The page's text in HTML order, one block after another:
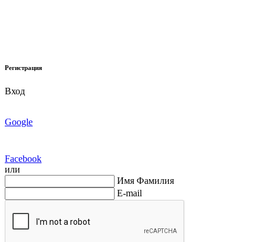
Регистрация
Вход
Google
Facebook
или
Имя Фамилия
E-mail